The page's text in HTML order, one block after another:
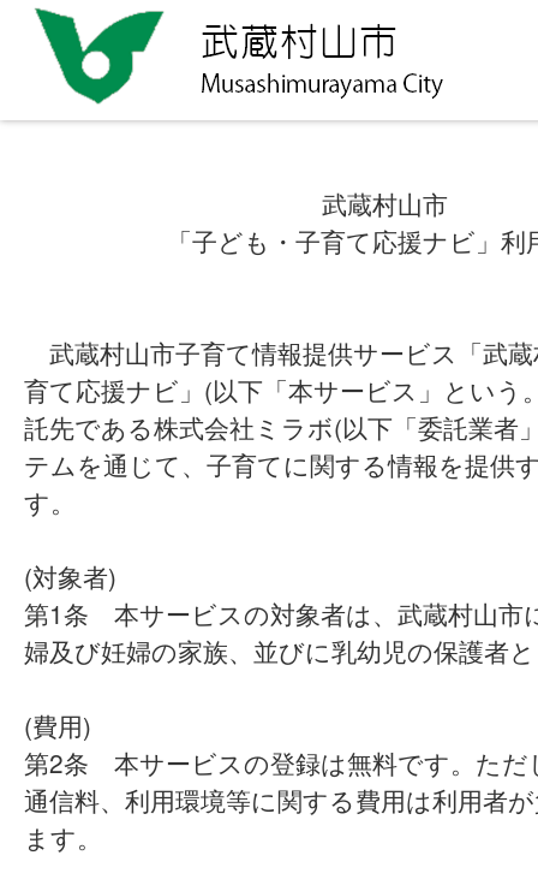
武蔵村山市
「子ども・子育て応援ナビ」利
武蔵村山市子育て情報提供サービス「武
育て応援ナビ」(以下「本サービス」という
託先である株式会社ミラボ(以下「委託業者
テムを通じて、子育てに関する情報を提供
す。
(対象者)
第1条 本サービスの対象者は、武蔵村山市
婦及び妊婦の家族、並びに乳幼児の保護者
(費用)
第2条 本サービスの登録は無料です。ただ
通信料、利用環境等に関する費用は利用者
ます。